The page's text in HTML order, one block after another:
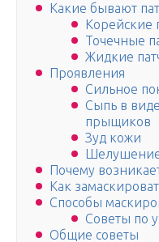
Какие бывают
Корейские
Точечные
Жидкие
Проявления
Сильное
Сыпь в
прыщиков
Зуд кожи
Почему
Как
Способы
Советы по
Общие советы